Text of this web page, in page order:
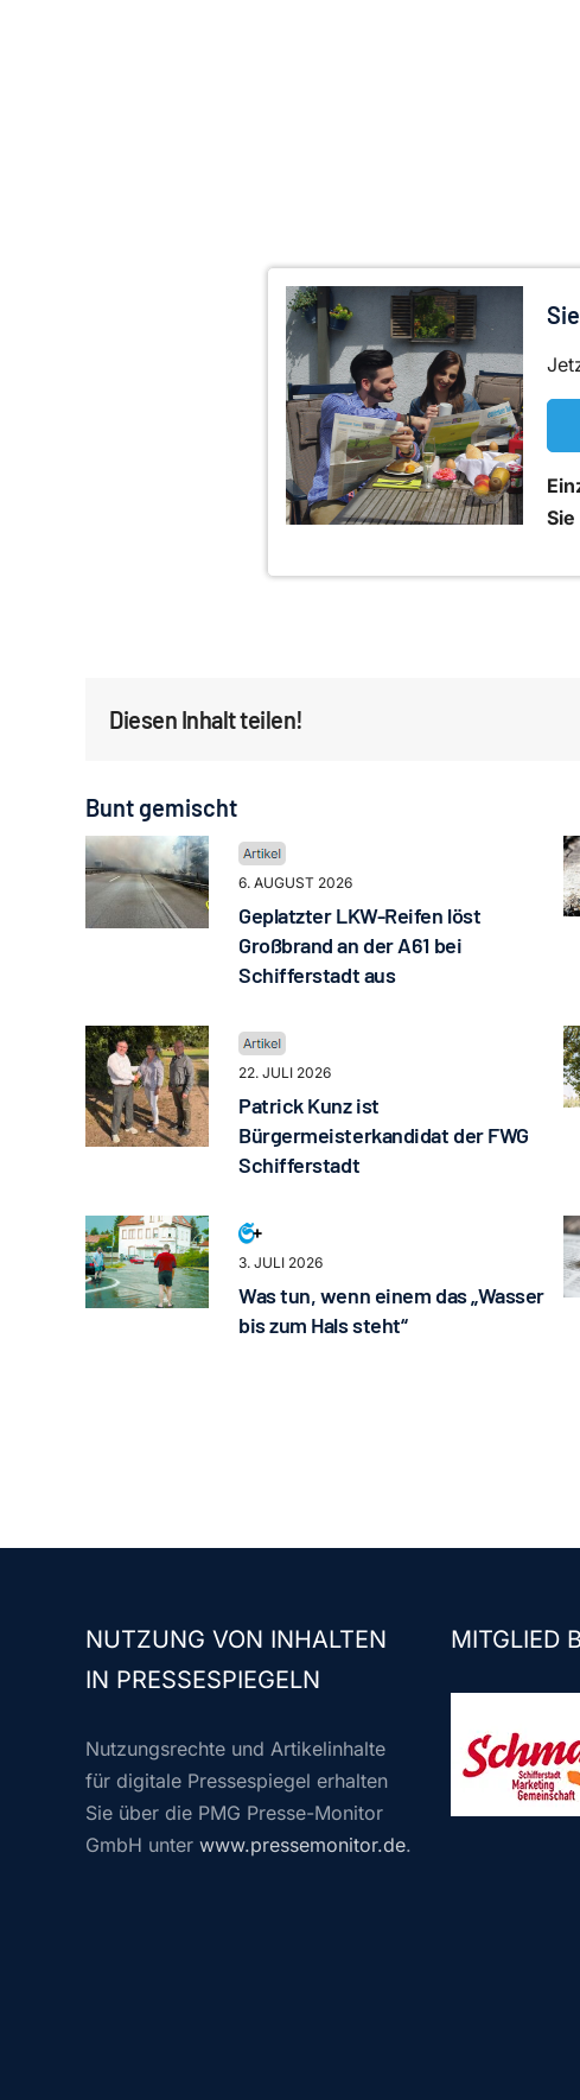
Diesen Inhalt teilen!
Bunt gemischt
6. AUGUST 2026
Geplatzter LKW-Reifen löst
Großbrand an der A61 bei
Schifferstadt aus
22. JULI 2026
Patrick Kunz ist
Bürgermeisterkandidat der FWG
Schifferstadt
3. JULI 2026
Was tun, wenn einem das „Wasser
bis zum Hals steht“
NUTZUNG VON INHALTEN
IN PRESSESPIEGELN
Nutzungsrechte und Artikelinhalte
für digitale Pressespiegel erhalten
Sie über die PMG Presse-Monitor
GmbH unter www.pressemonitor.de.
MITGLIED